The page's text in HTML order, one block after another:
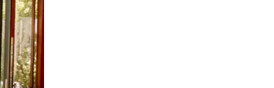
kidole kwenye ishara.